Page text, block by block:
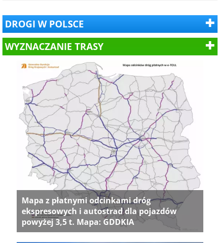
DROGI W POLSCE
WYZNACZANIE TRASY
Mapa z płatnymi odcinkami dróg
ekspresowych i autostrad dla pojazdów
powyżej 3,5 t. Mapa: GDDKIA